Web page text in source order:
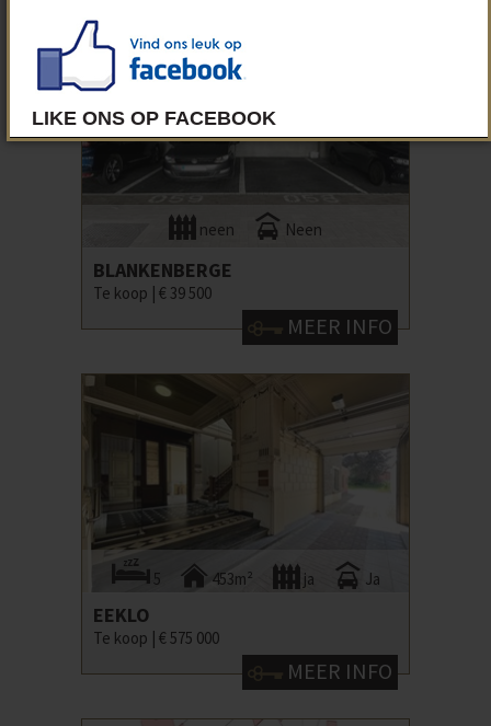
neen Neen
BLANKENBERGE
Te koop | € 39 500
MEER INFO
5 453m² ja Ja
EEKLO
Te koop | € 575 000
MEER INFO